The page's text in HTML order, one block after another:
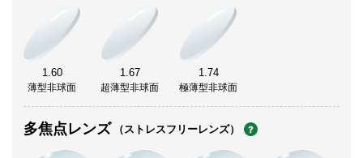
1.60
薄型非球面
1.67
超薄型非球面
1.74
極薄型非球面
多焦点レンズ （ストレスフリーレンズ）